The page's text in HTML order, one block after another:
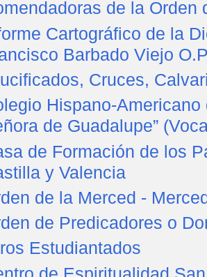
de la
Cartográfico de la
Barbado Viejo
Cruces,
Hispano-
de Guadalupe”
de Formación de los
y Valencia
de la Merced -
de Predicadores o
Estudiantados